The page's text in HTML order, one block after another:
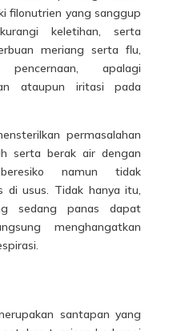
filonutrien yang sanggup
keletihan, serta
meriang serta flu,
apalagi
ataupun iritasi pada
permasalahan
serta berak air dengan
namun tidak
di usus. Tidak hanya itu,
sedang panas dapat
menghangatkan
santapan yang